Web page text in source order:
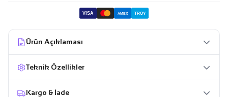
VISA AMEX TROY
Ürün Açıklaması
Teknik Özellikler
Kargo & İade